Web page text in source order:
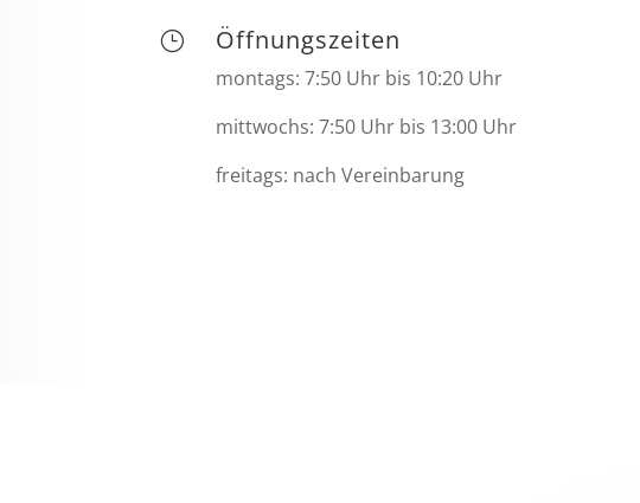
} Öffnungszeiten
montags: 7:50 Uhr bis 10:20 Uhr
mittwochs: 7:50 Uhr bis 13:00 Uhr
freitags: nach Vereinbarung